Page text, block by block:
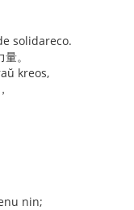
solidareco.
。
kreos,
nin;